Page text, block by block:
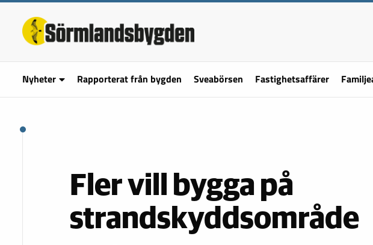
Nyheter Rapporterat från bygden Sveabörsen Fastighetsaffärer
Fler vill bygga på
strandskyddsområde